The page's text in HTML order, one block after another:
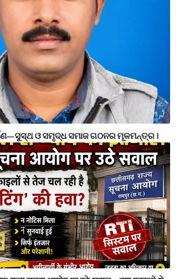
ଓ ସମୃଦ୍ଧ ସମାଜ ଗଠନର ମୂଳମନ୍ତ୍ର ।